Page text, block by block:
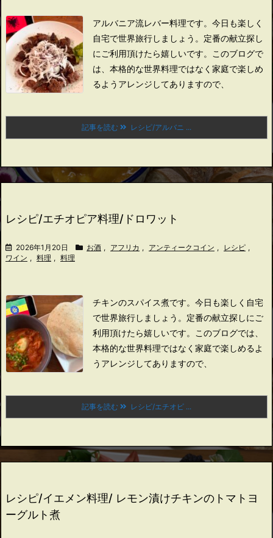
アルバニア流レバー料理です。 今日も楽しく
自宅で世界旅行しましょう。 定番の献立探し
にご利用頂けたら嬉しいです。
このブログで
は、本格的な世界料理ではなく家庭で楽しめ
るようアレンジしてありますので、
記事を読む レシピ/アルバニ ...
レシピ/エチオピア料理/ドロワット
2026年1月20日 お酒 , アフリカ , アンティークコイン , レシピ ,
ワイン , 料理 , 料理
チキンのスパイス煮です。 今日も楽しく自宅
で世界旅行しましょう。 定番の献立探しにご
利用頂けたら嬉しいです。
このブログでは、
本格的な世界料理ではなく家庭で楽しめるよ
うアレンジしてありますので、
記事を読む レシピ/エチオピ ...
レシピ/イエメン料理/ レモン漬けチキンのトマトヨ
ーグルト煮